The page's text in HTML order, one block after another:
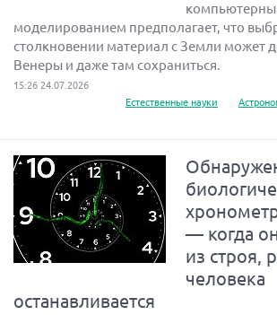
моделированием предполагает, что
столкновении материал с Земли может
Венеры и даже там сохраниться.
15:26 24.07.2026
Естественные науки
— когда
из строя,
человека
останавливается